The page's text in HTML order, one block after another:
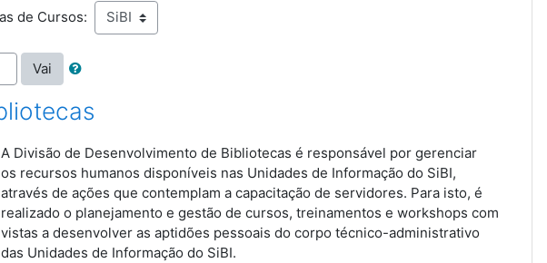
de Cursos:
Vai
A Divisão de Desenvolvimento de Bibliotecas é responsável por gerenciar
os recursos humanos disponíveis nas Unidades de Informação do SiBI,
através de ações que contemplam a capacitação de servidores. Para isto, é
realizado o planejamento e gestão decursos, treinamentos e workshops com
vistas a desenvolver as aptidões pessoais do corpo técnico-administrativo
das Unidades de Informação do SiBI.